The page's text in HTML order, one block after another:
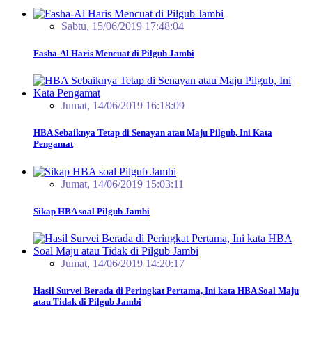
Sabtu, 15/06/2019 17:48:04
Fasha-Al Haris Mencuat di Pilgub Jambi
Jumat, 14/06/2019 16:18:09
HBA Sebaiknya Tetap di Senayan atau Maju Pilgub, Ini Kata
Pengamat
Jumat, 14/06/2019 15:03:11
Sikap HBA soal Pilgub Jambi
Jumat, 14/06/2019 14:20:17
Hasil Survei Berada di Peringkat Pertama, Ini kata HBA Soal Maju
atau Tidak di Pilgub Jambi